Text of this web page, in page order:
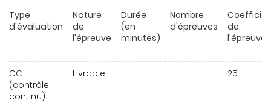
Type
d'évaluation
Nature
de
l'épreuve
Durée
(en
minutes)
Nombre
d'épreuves
de
l'épreuve
CC
(contrôle
continu)
Livrable 25